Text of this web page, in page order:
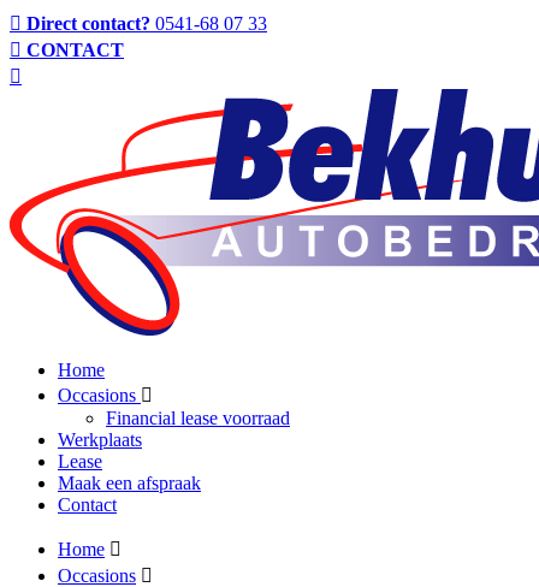
Direct contact? 0541-68 07 33
CONTACT
Home
Occasions
Financial lease voorraad
Werkplaats
Lease
Maak een afspraak
Contact
Home
Occasions